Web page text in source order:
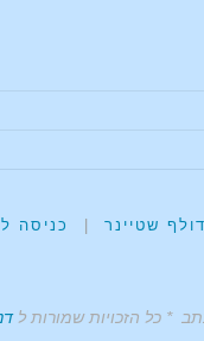
שטיינר כניסה
* כל הזכויות שמורות ל